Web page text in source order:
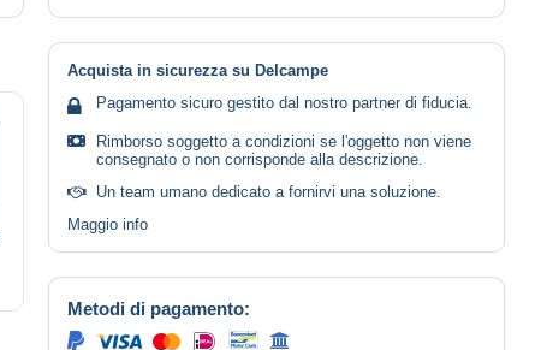
Acquista in sicurezza su Delcampe
Pagamento sicuro gestito dal nostro partner di fiducia.
Rimborso soggetto a condizioni se l'oggetto non viene
consegnato o non corrisponde alla descrizione.
Un team umano dedicato a fornirvi una soluzione.
Maggio info
Metodi di pagamento: